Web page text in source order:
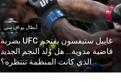
أبطال يو اف سي
غايبل ستيفسون يقتحم UFC بضربة
قاضية مدوية… هل وُلد النجم الجديد
الذي كانت المنظمة تنتظره؟